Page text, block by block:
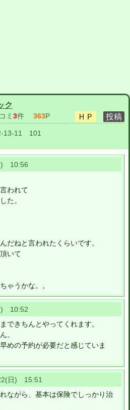
ク
ミ 3件 363P
13-11 101
10:56
われて
た。
だねと言われたくらいです。
いて
ゃうかな。。
10:52
できちんとやってくれます。
。
めの予約が必要だと感じていま
日) 15:51
ながら、基本は保険でしっかり治